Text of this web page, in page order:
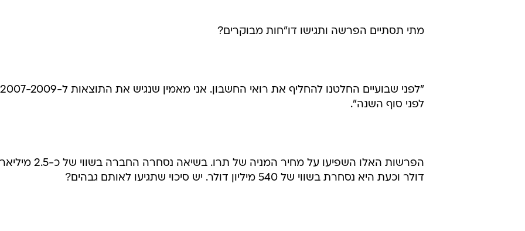
מתי תסתיים הפרשה ותגישו דו"חות מבוקרים?
"לפני שבועיים החלטנו להחליף את רואי החשבון. אני מאמין שנגיש את התוצאות ל-2007-2009
לפני סוף השנה".
הפרשות האלו השפיעו על מחיר המניה של תרו. בשיאה נסחרה החברה
דולר וכעת היא נסחרת בשווי של 540 מיליון דולר. יש סיכוי שתגיעו לאותם גבהים?